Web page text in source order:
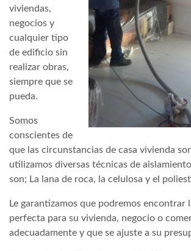
viviendas,
negocios y
cualquier tipo
de edificio sin
realizar obras,
siempre que se
pueda.
Somos
conscientes de
que las circunstancias de casa vivienda
utilizamos diversas técnicas de
son; La lana de roca, la celulosa y el
Le garantizamos que podremos encontrar
perfecta para su vivienda, negocio o
adecuadamente y que se ajuste a su